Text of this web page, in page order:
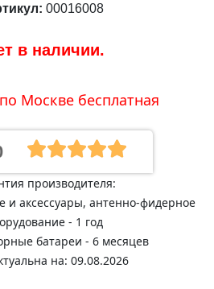
00016008
в наличии.
Москве бесплатная
производителя:
и аксессуары, антенно-фидерное
- 1 год
батареи - 6 месяцев
на: 09.08.2026